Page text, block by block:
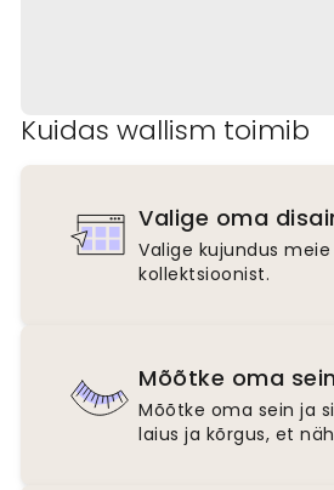
Kuidas wallism toimib
Valige oma
Valige kujundus
kollektsioonist.
Mõõtke oma
Mõõtke oma sein ja
laius ja kõrgus, et